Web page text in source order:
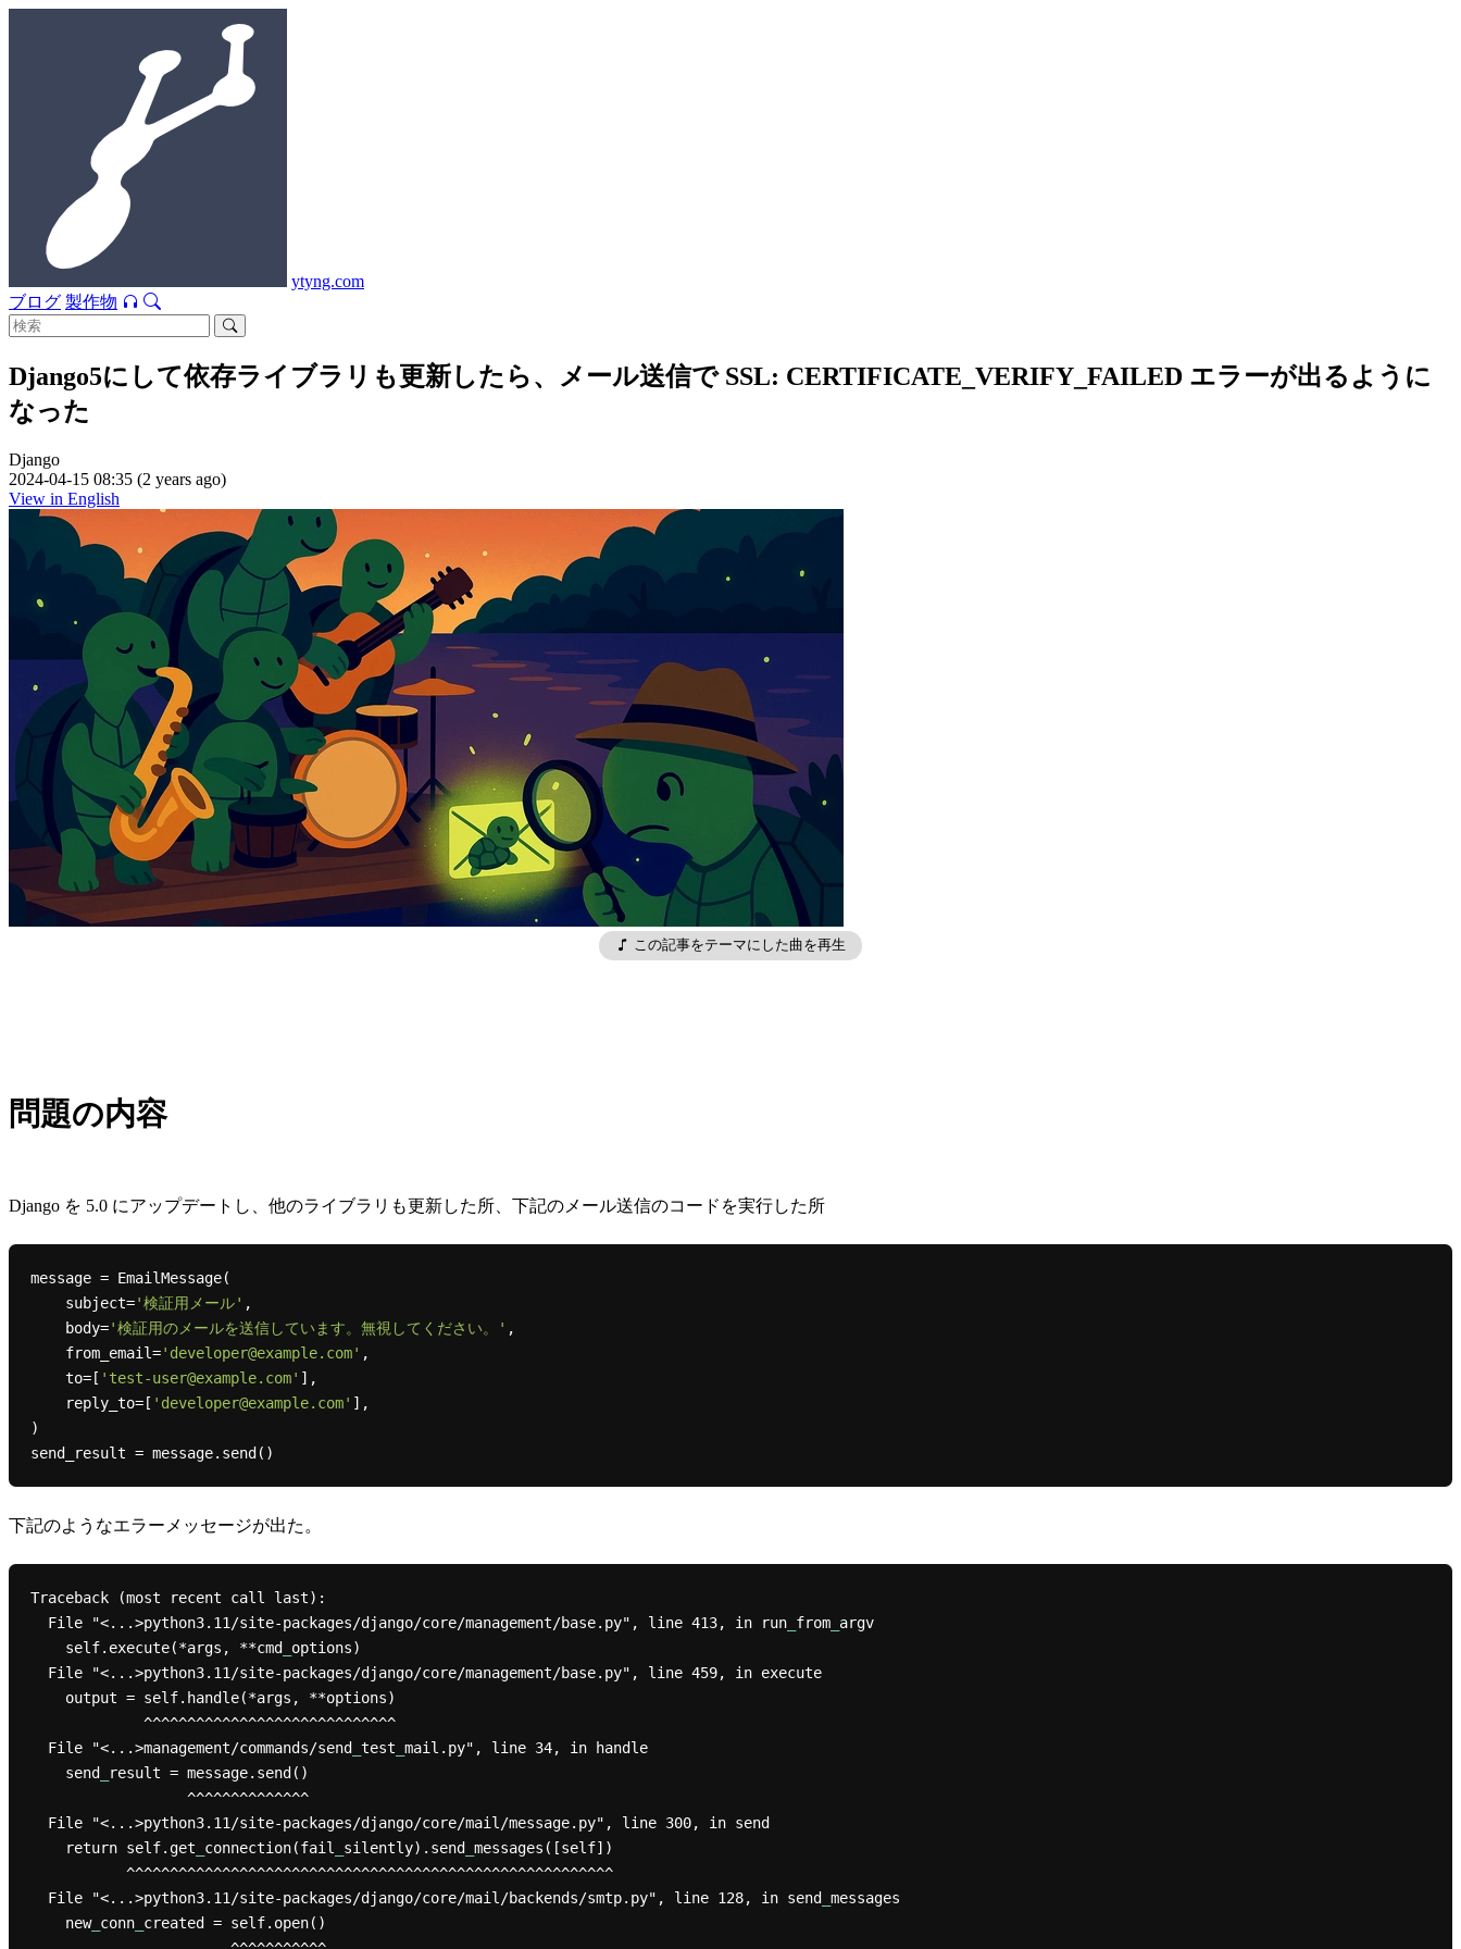
ytyng.com
ブログ 製作物
Django5にして依存ライブラリも更新したら、メール送信で SSL: CERTIFICATE_VERIFY_FAILED エラーが出るように
なった
Django
2024-04-15 08:35 (2 years ago)
View in English
この記事をテーマにした曲を再生
問題の内容
Django を 5.0 にアップデートし、他のライブラリも更新した所、下記のメール送信のコードを実行した所
message = EmailMessage(
    subject=
'検証用メール' ,
    body=
'検証用のメールを送信しています。無視してください。' ,
    from_email=
'developer@example.com' ,
    to=[
'test-user@example.com' ],
    reply_to=[
'developer@example.com' ],
)
下記のようなエラーメッセージが出た。
Traceback (most recent call last):
  File "<...>python3.11/site-packages/django/core/management/base.py", line 413, in run
_ from_ argv
    self.execute(*args, **cmd
options)
  File "<...>management/commands/send
test mail.py", line 34, in handle
    send
result = message.send()
    return self.get
connection(fail silently).send
messages([self])
  File "<...>python3.11/site-packages/django/core/mail/backends/smtp.py", line 128, in send
messages
    new
_ conn_ created = self.open()